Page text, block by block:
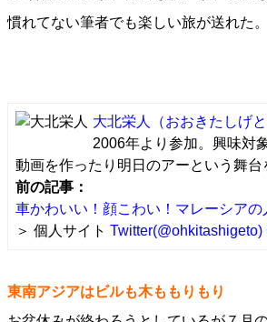
慣れてない筆者でも楽しい旅が送れた。
大北栄人
（おおきたしげと
2006年より参加。興味対
動画を作ったり明日のアーという舞台
前の記事：
車かわいい！顔こわい！マレーシアの
＞ 個人サイト Twitter(@ohkitashigeto)
東南アジアはビルも木ももりもり